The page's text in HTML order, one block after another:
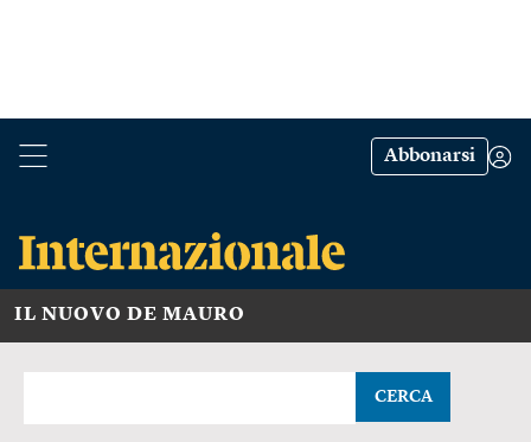
Abbonarsi
IL NUOVO DE MAURO
CERCA